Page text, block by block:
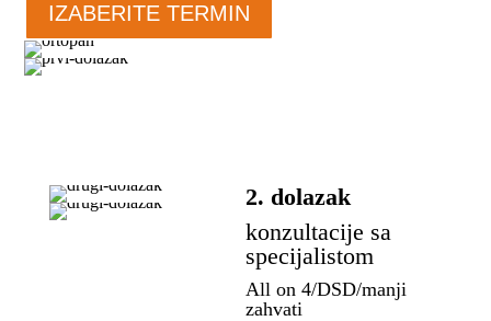
IZABERITE TERMIN
2. dolazak
konzultacije sa
specijalistom
All on 4/DSD/manji
zahvati